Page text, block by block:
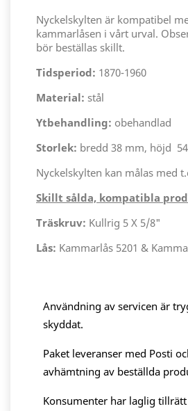
Nyckelskylten är kompatibel
kammarlåsen i vårt urval.
bör beställas skillt.
Tidsperiod: 1870-1960
Material: stål
Ytbehandling: obehandlad
Storlek: bredd 38 mm, höjd
Nyckelskylten kan målas med
Skillt sålda, kompatibla
Träskruv: Kullrig 5 X 5/8"
Lås: Kammarlås 5201 &
Användning av servicen är
skyddat.
Paket leveranser med Posti
avhämtning av beställda
Konsumenter har laglig